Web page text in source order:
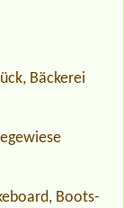
Bäckerei
Boots-